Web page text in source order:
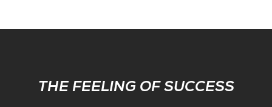
Subscribe
THE FEELING OF SUCCESS